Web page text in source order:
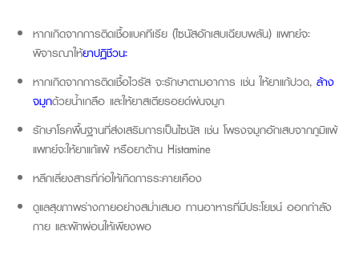
หากเกิดจากการติดเชื้อแบคทีเรีย (ไซนัสอักเสบเฉียบพลัน) แพทย์จะ
พิจารณาให้ยาปฏิชีวนะ
หากเกิดจากการติดเชื้อไวรัส จะรักษาตามอาการ เช่น ให้ยาแก้ปวด, ล้าง
จมูกด้วยน้ำเกลือ และให้ยาสเตียรอยด์พ่นจมูก
รักษาโรคพื้นฐานที่ส่งเสริมการเป็นไซนัส เช่น โพรงจมูกอักเสบจากภูมิแพ้
แพทย์จะให้ยาแก้แพ้ หรือยาต้าน Histamine
หลีกเลี่ยงสารที่ก่อให้เกิดการระคายเคือง
ดูแลสุขภาพร่างกายอย่างสม่ำเสมอ ทานอาหารที่มีประโยชน์ ออกกำลัง
กาย และพักผ่อนให้เพียงพอ